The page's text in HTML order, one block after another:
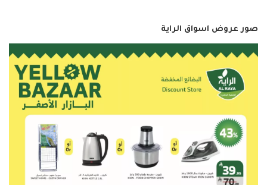
صور عروض اسواق الراية